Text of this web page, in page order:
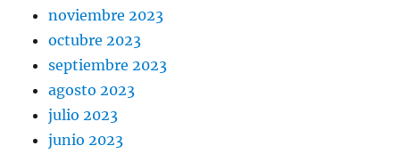
noviembre 2023
octubre 2023
septiembre 2023
agosto 2023
julio 2023
junio 2023